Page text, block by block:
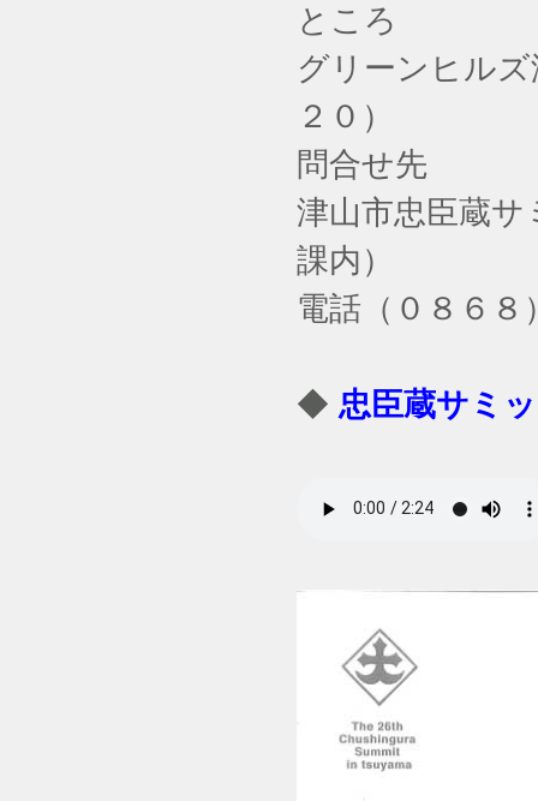
ところ
グリーンヒル
２０）
問合せ先
津山市忠臣蔵サ
課内）
電話（０８６８
◆ 忠臣蔵サミ